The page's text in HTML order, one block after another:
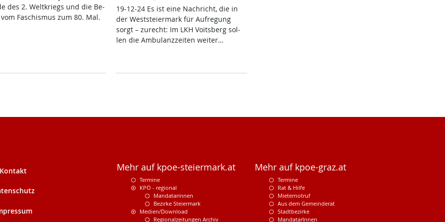
des 2. Welt­kriegs und die Be­
Fa­schis­mus zum 80. Mal.
19-12-24 Es ist ei­ne Nach­richt, die in
der West­s­tei­er­mark für Auf­re­gung
sorgt – zu­recht: Im LKH Voits­berg sol­
len die Am­bu­lanz­zei­ten wei­ter…
Kontakt Mehr auf kpoe-steiermark.at
Termine
KPÖ - regional
Mandatarinnen
Bezirke Steiermark
Medien/Download
Regionalzeitungen Archiv
Mehr auf kpoe-graz.at
Termine
Rat & Hilfe
Mieternotruf
Aus dem Gemeinderat
Stadtbezirke
MandatarInnen